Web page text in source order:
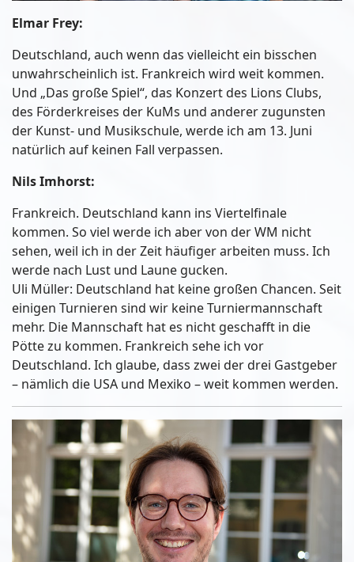
Elmar Frey:
Deutschland, auch wenn das vielleicht ein bisschen
unwahrscheinlich ist. Frankreich wird weit kommen.
Und „Das große Spiel“, das Konzert des Lions Clubs,
des Förderkreises der KuMs und anderer zugunsten
der Kunst- und Musikschule, werde ich am 13. Juni
natürlich auf keinen Fall verpassen.
Nils Imhorst:
Frankreich. Deutschland kann ins Viertelfinale
kommen. So viel werde ich aber von der WM nicht
sehen, weil ich in der Zeit häufiger arbeiten muss. Ich
werde nach Lust und Laune gucken.
Uli Müller: Deutschland hat keine großen Chancen. Seit
einigen Turnieren sind wir keine Turniermannschaft
mehr. Die Mannschaft hat es nicht geschafft in die
Pötte zu kommen. Frankreich sehe ich vor
Deutschland. Ich glaube, dass zwei der drei Gastgeber
– nämlich die USA und Mexiko – weit kommen werden.